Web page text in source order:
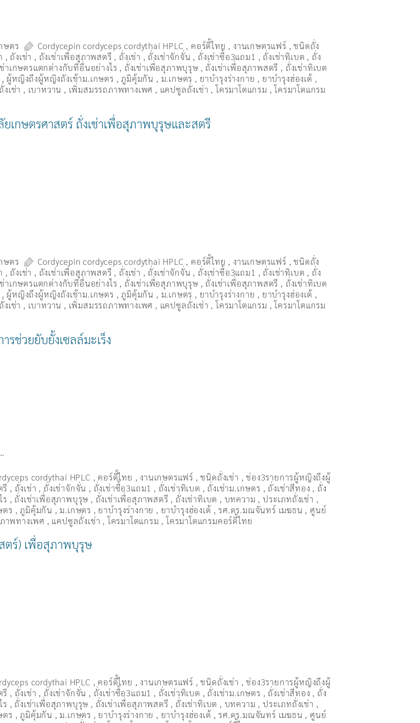
ษตร Cordycepin cordyceps cordythai HPLC , คอร์ดี้ไทย ,งานเกษตรแฟร์ ,ชนิดถั่ง
, ถังเช่า , ถังเช่าเพื่อสุภาพสตรี , ถั่งเช่า , ถั่งเช่าจักจั่น , ถั่งเช่าซื้อ3แถม1 , ถั่งเช่าทิเบต , ถั่ง
ช่าเกษตรแตกต่างกับที่อื่นอย่างไร , ถั่งเช่าเพื่อสุภาพบุรุษ , ถั่งเช่าเพื่อสุภาพสตรี , ถั่่งเช่าทิเบต
, ผู้หญิงถึงผู้หญิงถังเช้าม.เกษตร ,ภูมิคุ้มกัน , ม.เกษตร , ยาบำรุงร่างกาย , ยาบำรุงฮ่องเต้ ,
เช่า , เบาหวาน , เพิ่มสมรรถภาพทางเพศ , แคปซูลถั่งเช่า ,โครมาโตแกรม ,โครมาโตแกรม
เกษตรศาสตร์ ถั่งเช่าเพื่อสุภาพบุรุษและสตรี
ษตร Cordycepin cordyceps cordythai HPLC , คอร์ดี้ไทย ,งานเกษตรแฟร์ ,ชนิดถั่ง
, ถังเช่า , ถังเช่าเพื่อสุภาพสตรี , ถั่งเช่า , ถั่งเช่าจักจั่น , ถั่งเช่าซื้อ3แถม1 , ถั่งเช่าทิเบต , ถั่ง
ช่าเกษตรแตกต่างกับที่อื่นอย่างไร , ถั่งเช่าเพื่อสุภาพบุรุษ , ถั่งเช่าเพื่อสุภาพสตรี , ถั่่งเช่าทิเบต
, ผู้หญิงถึงผู้หญิงถังเช้าม.เกษตร ,ภูมิคุ้มกัน , ม.เกษตร , ยาบำรุงร่างกาย , ยาบำรุงฮ่องเต้ ,
เช่า , เบาหวาน , เพิ่มสมรรถภาพทางเพศ , แคปซูลถั่งเช่า ,โครมาโตแกรม ,โครมาโตแกรม
รช่วยยับยั้งเซลล์มะเร็ง
cordythai HPLC , คอร์ดี้ไทย ,งานเกษตรแฟร์ ,ชนิดถั่งเช่า ,ช่อง3รายการผู้หญิงถึงผู้
, ถั่งเช่า , ถั่งเช่าจักจั่น , ถั่งเช่าซื้อ3แถม1 , ถั่งเช่าทิเบต , ถั่งเช่าม.เกษตร , ถั่งเช่าสีทอง , ถั่ง
, ถั่งเช่าเพื่อสุภาพบุรุษ , ถั่งเช่าเพื่อสุภาพสตรี , ถั่่งเช่าทิเบต , บทความ , ประเภทถั่งเช่า ,
ตร ,ภูมิคุ้มกัน ,ม.เกษตร , ยาบำรุงร่างกาย , ยาบำรุงฮ่องเต้ ,รศ.ดร.มณจันทร์ เมฆธน , ศูนย์
าพทางเพศ , แคปซูลถั่งเช่า ,โครมาโตแกรม ,โครมาโตแกรมคอร์ดี้ไทย
สตร์) เพื่อสุภาพบุรุษ
cordythai HPLC , คอร์ดี้ไทย ,งานเกษตรแฟร์ ,ชนิดถั่งเช่า ,ช่อง3รายการผู้หญิงถึงผู้
, ถั่งเช่า , ถั่งเช่าจักจั่น , ถั่งเช่าซื้อ3แถม1 , ถั่งเช่าทิเบต , ถั่งเช่าม.เกษตร , ถั่งเช่าสีทอง , ถั่ง
, ถั่งเช่าเพื่อสุภาพบุรุษ , ถั่งเช่าเพื่อสุภาพสตรี , ถั่่งเช่าทิเบต , บทความ , ประเภทถั่งเช่า ,
ตร ,ภูมิคุ้มกัน ,ม.เกษตร , ยาบำรุงร่างกาย , ยาบำรุงฮ่องเต้ ,รศ.ดร.มณจันทร์ เมฆธน , ศูนย์